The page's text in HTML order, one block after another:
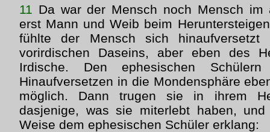
11 Da war der Mensch noch Mensch im
erst Mann und Weib beim
fühlte der Mensch sich
vorirdischen Daseins, aber eben des
Irdische. Den ephesischen
Hinaufversetzen in die Mondensphäre
möglich. Dann trugen sie in ihrem
dasjenige, was sie miterlebt haben,
Weise dem ephesischen Schüler erklang: